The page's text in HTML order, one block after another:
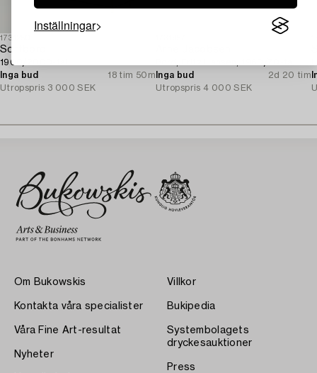
Inställningar
1731250
Soffbord,
1900/2000-tal.
Inga bud
18 tim 50m
Utropspris 3 000 SEK
Inga bud
2d 20 tim
Utropspris 4 000 SEK
Om Bukowskis
Kontakta våra specialister
Våra Fine Art-resultat
Nyheter
Villkor
Bukipedia
Systembolagets
dryckesauktioner
Press